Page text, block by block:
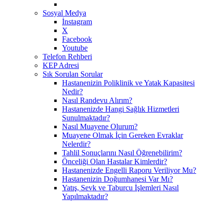
Sosyal Medya
İnstagram
X
Facebook
Youtube
Telefon Rehberi
KEP Adresi
Sık Sorulan Sorular
Hastanenizin Poliklinik ve Yatak Kapasitesi
Nedir?
Nasıl Randevu Alırım?
Hastanenizde Hangi Sağlık Hizmetleri
Sunulmaktadır?
Nasıl Muayene Olurum?
Muayene Olmak İçin Gereken Evraklar
Nelerdir?
Tahlil Sonuçlarını Nasıl Öğrenebilirim?
Önceliği Olan Hastalar Kimlerdir?
Hastanenizde Engelli Raporu Veriliyor Mu?
Hastanenizin Doğumhanesi Var Mı?
Yatış, Sevk ve Taburcu İşlemleri Nasıl
Yapılmaktadır?